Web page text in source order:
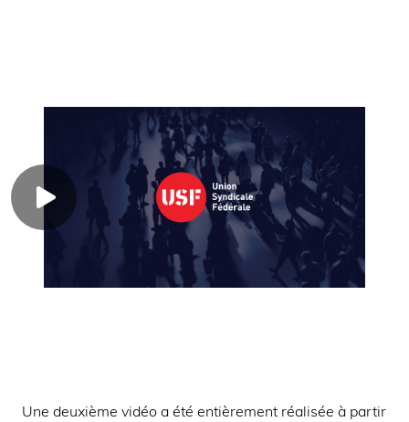
Une deuxième vidéo a été entièrement réalisée à partir